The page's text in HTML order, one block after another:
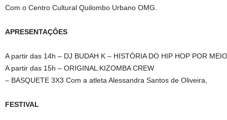
Com o Centro Cultural Quilombo Urbano OMG.
APRESENTAÇÔES
A partir das 14h – DJ BUDAH K – HISTÓRIA DO HIP HOP POR
A partir das 15h – ORIGINAL KIZOMBA CREW
– BASQUETE 3X3 Com a atleta Alessandra Santos de Oliveira,
FESTIVAL